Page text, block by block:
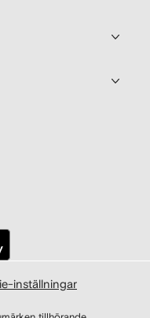
inställningar